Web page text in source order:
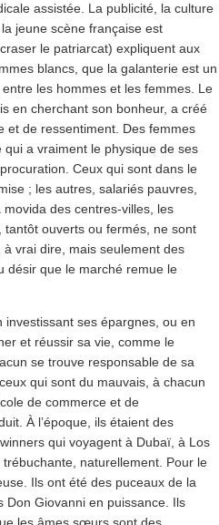
assistée. La publicité, la culture
jeune scène française est
le patriarcat) expliquent aux
blancs, que la galanterie est un
les hommes et les femmes. Le
en cherchant son bonheur, a créé
et de ressentiment. Des femmes
qui a vraiment le physique de ses
Ceux qui sont dans le
; les autres, salariés pauvres,
des centres-villes, les
tantôt ouverts ou fermés, ne sont
à vrai dire, mais seulement des
désir que le marché remue le
ses épargnes, ou en
et réussir sa vie, comme le
se trouve responsable de sa
qui sont du mauvais, à chacun
de commerce et de
À l’époque, ils étaient des
qui voyagent à Dubaï, à Los
naturellement. Pour le
Ils ont été des puceaux de la
Giovanni en puissance. Ils